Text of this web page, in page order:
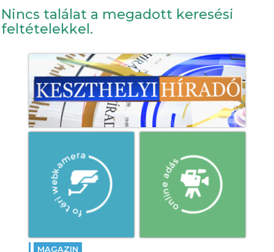
Nincs találat a megadott keresési
feltételekkel.
MAGAZIN